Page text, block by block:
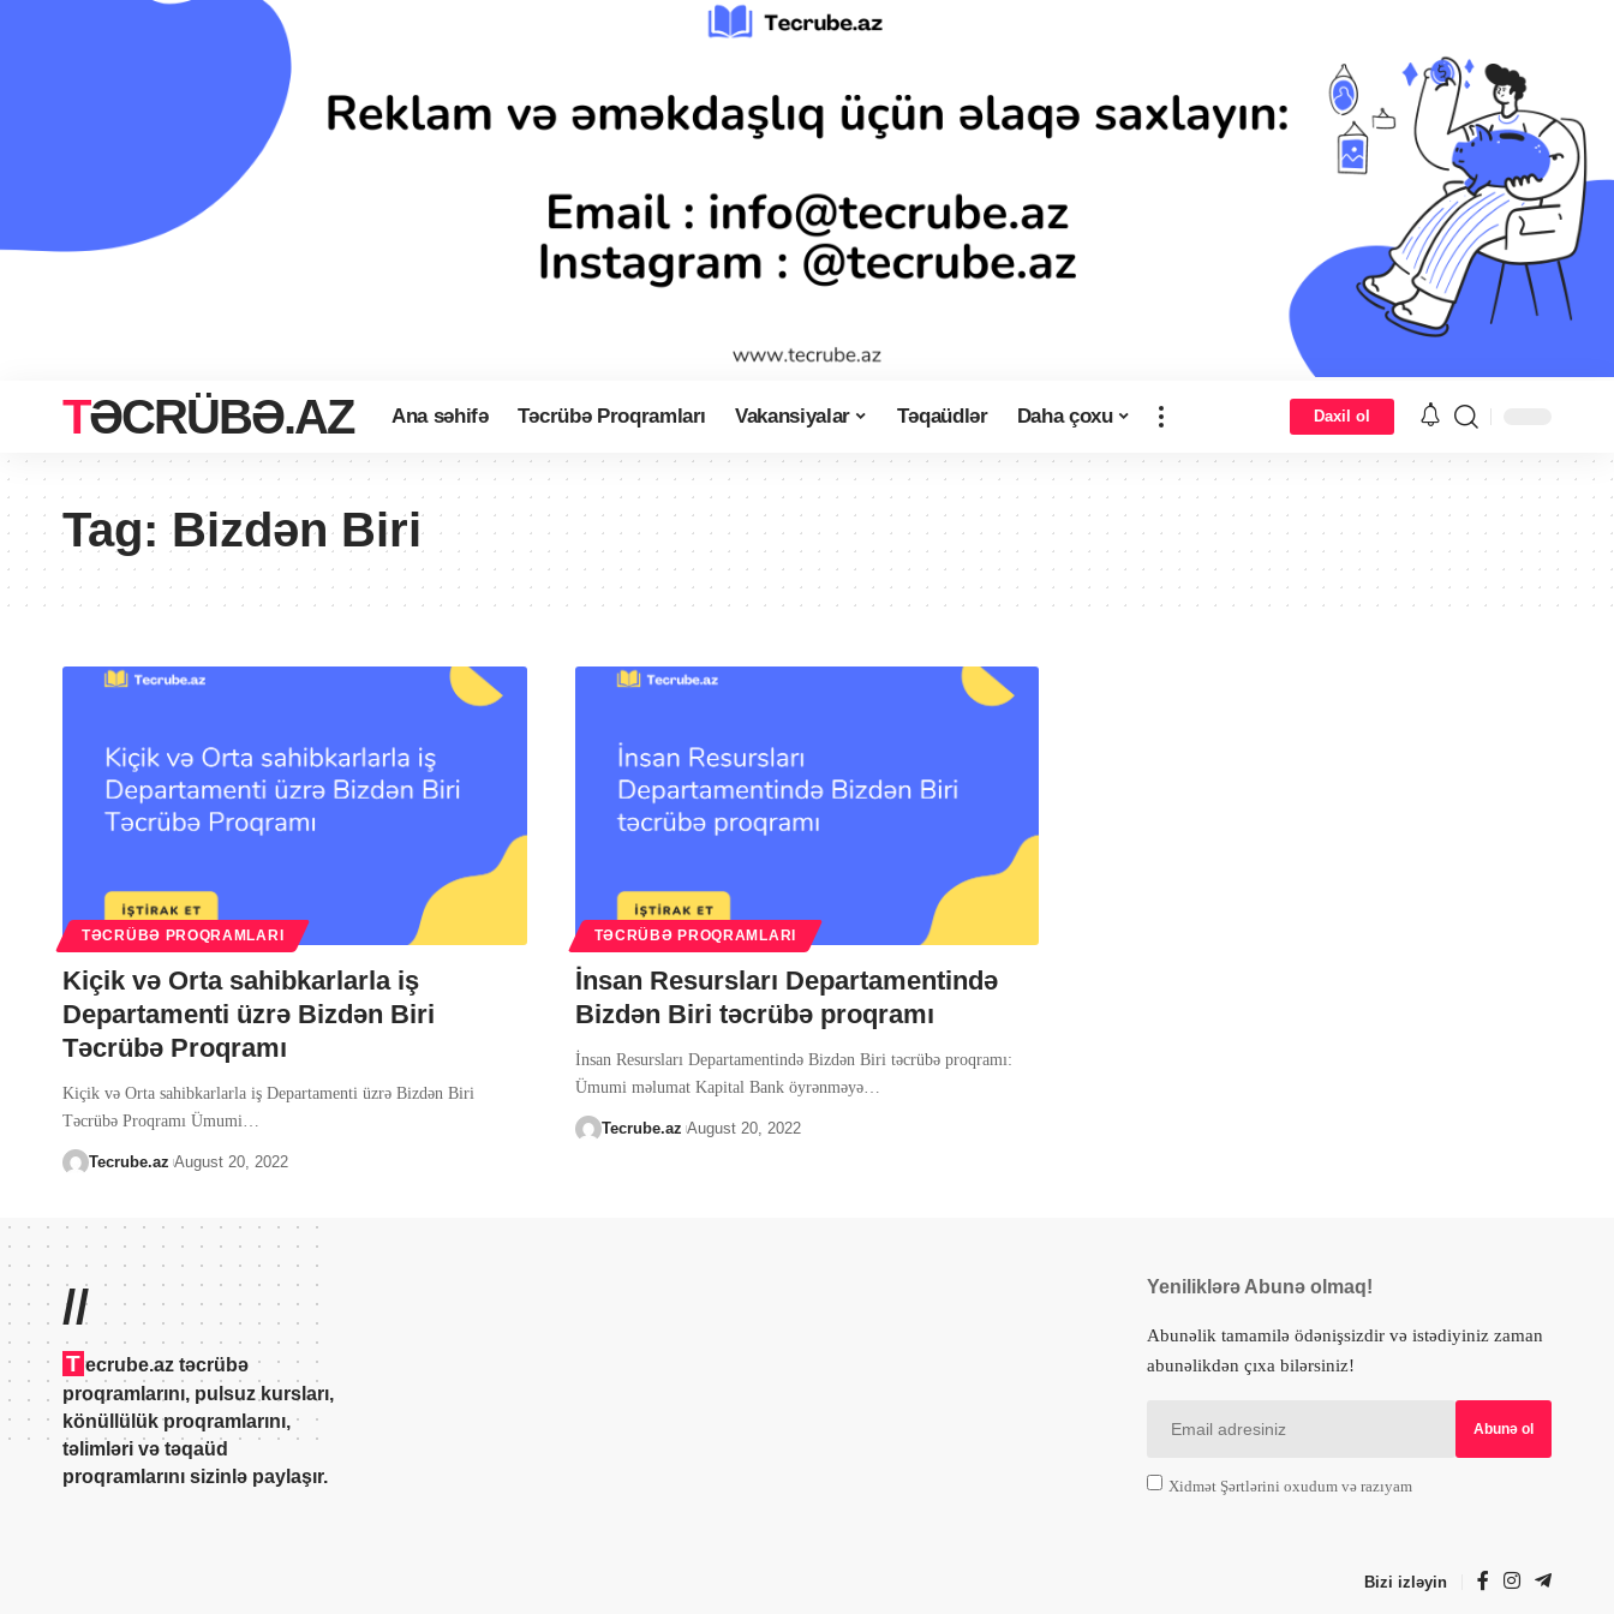
TƏCRÜBƏ.AZ Ana səhifə Təcrübə Proqramları Vakansiyalar Təqaüdlər Daha çoxu Daxil ol
Tag:Bizdən Biri
TƏCRÜBƏ PROQRAMLARI
Kiçik və Orta sahibkarlarla iş
Departamenti üzrə Bizdən Biri
Təcrübə Proqramı
Kiçik və Orta sahibkarlarla iş Departamenti üzrə Bizdən Biri
Təcrübə Proqramı Ümumi
Tecrube.az August 20, 2022
TƏCRÜBƏ PROQRAMLARI
İnsan Resursları Departamentində
Bizdən Biri təcrübə proqramı
İnsan Resursları Departamentində Bizdən Biri təcrübə proqramı:
Ümumi məlumat Kapital Bank öyrənməyə…
Tecrube.az August 20, 2022
//
T ecrube.az təcrübə
proqramlarını, pulsuz kursları,
könüllülük proqramlarını,
təlimləri və təqaüd
proqramlarını sizinlə paylaşır.
Yeniliklərə Abunə olmaq!
Abunəlik tamamilə ödənişsizdir və istədiyiniz zaman
abunəlikdən çıxa bilərsiniz!
Xidmət Şərtlərini oxudum və razıyam
Bizi izləyin